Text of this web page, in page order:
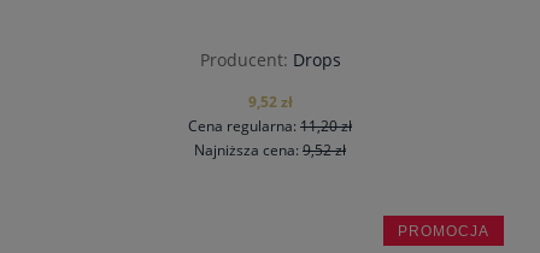
Producent: Drops
9,52 zł
Cena regularna: 11,20 zł
Najniższa cena: 9,52 zł
PROMOCJA